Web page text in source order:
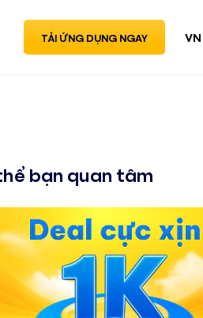
TẢI ỨNG DỤNG NGAY VN
bạn quan tâm